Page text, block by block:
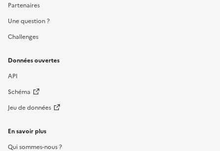
Partenaires
Une question ?
Challenges
Données ouvertes
API
Schéma
Jeu de données
En savoir plus
Qui sommes-nous ?